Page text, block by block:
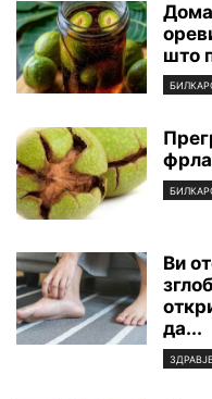
што
Ви
да...
ЗДРАВЈЕ